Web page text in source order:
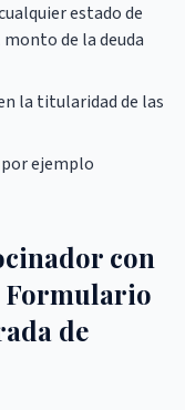
estado de
de la deuda
la titularidad de las
ejemplo
con
Formulario
de